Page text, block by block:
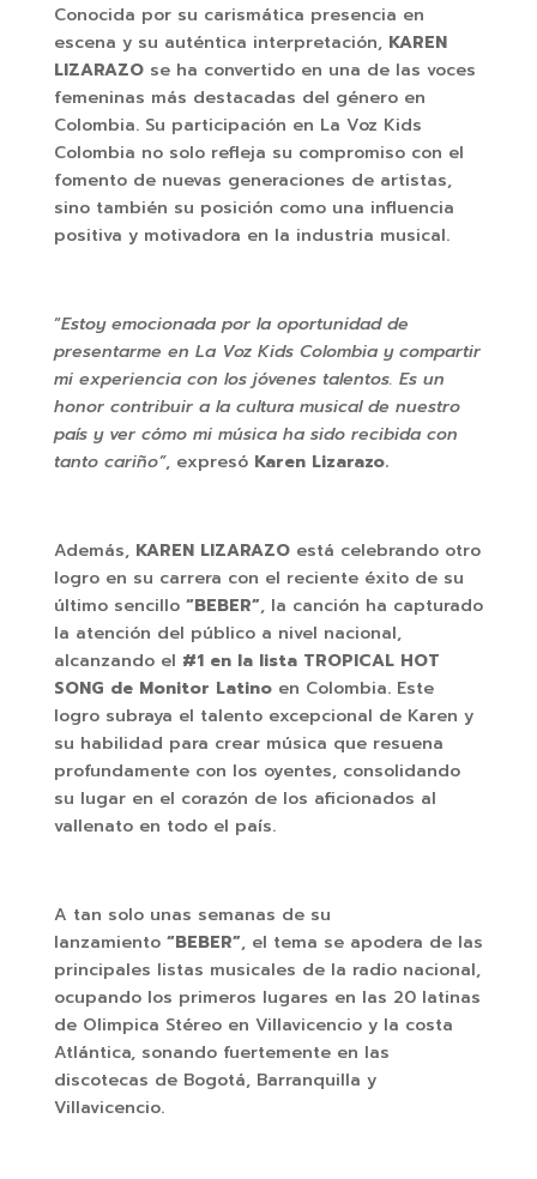
Conocida por su carismática presencia en
escena y su auténtica interpretación, KAREN
LIZARAZOse ha convertido en una de las voces
femeninas más destacadas del género en
Colombia. Su participación en La Voz Kids
Colombia no solo refleja su compromiso con el
fomento de nuevas generaciones de artistas,
sino también su posición como una influencia
positiva y motivadora en la industria musical.
“Estoy emocionada por la oportunidad de
presentarme en La Voz Kids Colombia y compartir
mi experiencia con los jóvenes talentos. Es un
honor contribuir a la cultura musical de nuestro
país y ver cómo mi música ha sido recibida con
tanto cariño”, expresó Karen Lizarazo.
Además, KAREN LIZARAZOestá celebrando otro
logro en su carrera con el reciente éxito de su
último sencillo “BEBER”, la canción ha capturado
la atención del público a nivel nacional,
alcanzando el #1 en la lista TROPICAL HOT
SONG de Monitor Latinoen Colombia. Este
logro subraya el talento excepcional de Karen y
su habilidad para crear música que resuena
profundamente con los oyentes, consolidando
su lugar en el corazón de los aficionados al
vallenato en todo el país.
A tan solo unas semanas de su
lanzamiento “BEBER”, el tema se apodera de las
principales listas musicales de la radio nacional,
ocupando los primeros lugares en las 20 latinas
de Olimpica Stéreo en Villavicencio y la costa
Atlántica, sonando fuertemente en las
discotecas de Bogotá, Barranquilla y
Villavicencio.